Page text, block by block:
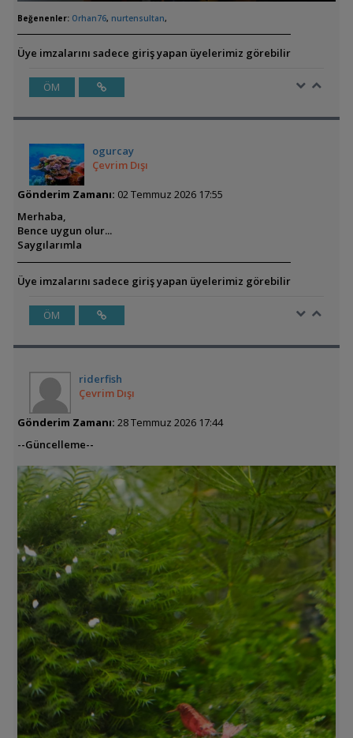
Beğenenler: Orhan76, nurtensultan,
Üye imzalarını sadece giriş yapan üyelerimiz görebilir
ÖM
ogurcay
Çevrim Dışı
Gönderim Zamanı: 02 Temmuz 2026 17:55
Merhaba,
Bence uygun olur...
Saygılarımla
Üye imzalarını sadece giriş yapan üyelerimiz görebilir
ÖM
riderfish
Çevrim Dışı
Gönderim Zamanı: 28 Temmuz 2026 17:44
--Güncelleme--